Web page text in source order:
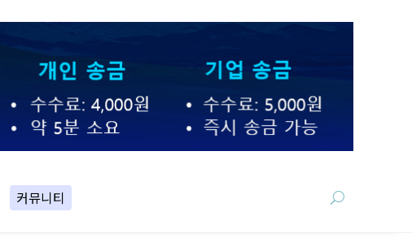
커뮤니티